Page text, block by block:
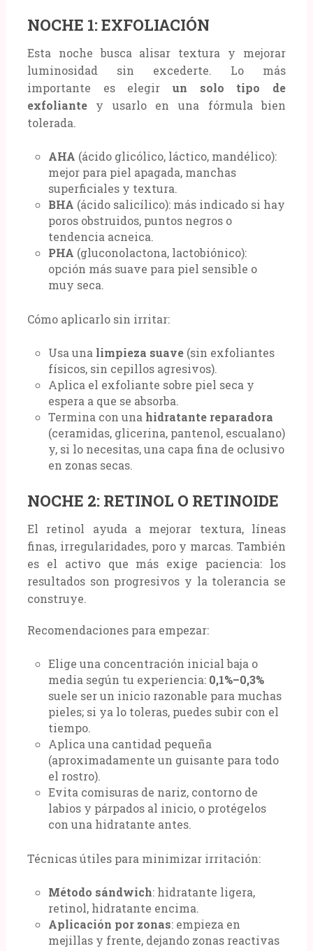
NOCHE 1: EXFOLIACIÓN
Esta noche busca alisar textura y mejorar
luminosidad sin excederte. Lo más
importante es elegir un solo tipo de
exfoliantey usarlo en una fórmula bien
tolerada.
AHA (ácido glicólico, láctico, mandélico):
mejor para piel apagada, manchas
superficiales y textura.
BHA (ácido salicílico): más indicado si hay
poros obstruidos, puntos negros o
tendencia acneica.
PHA (gluconolactona, lactobiónico):
opción más suave para piel sensible o
muy seca.
Cómo aplicarlo sin irritar:
Usa una limpieza suave (sin exfoliantes
físicos, sin cepillos agresivos).
Aplica el exfoliante sobre piel seca y
espera a que se absorba.
Termina con una hidratante reparadora
(ceramidas, glicerina, pantenol, escualano)
y, si lo necesitas, una capa fina de oclusivo
en zonas secas.
NOCHE 2: RETINOL O RETINOIDE
El retinol ayuda a mejorar textura, líneas
finas, irregularidades, poro y marcas. También
es el activo que más exige paciencia: los
resultados son progresivos y la tolerancia se
construye.
Recomendaciones para empezar:
Elige una concentración inicial baja o
media según tu experiencia: 0,1%–0,3%
suele ser un inicio razonable para muchas
pieles; si ya lo toleras, puedes subir con el
tiempo.
Aplica una cantidad pequeña
(aproximadamente un guisante para todo
el rostro).
Evita comisuras de nariz, contorno de
labios y párpados al inicio, o protégelos
con una hidratante antes.
Técnicas útiles para minimizar irritación:
Método sándwich: hidratante ligera,
retinol, hidratante encima.
Aplicación por zonas: empieza en
mejillas y frente, dejando zonas reactivas